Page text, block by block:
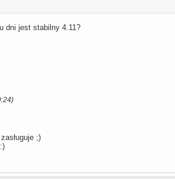
dni jest stabilny 4.11?
;)